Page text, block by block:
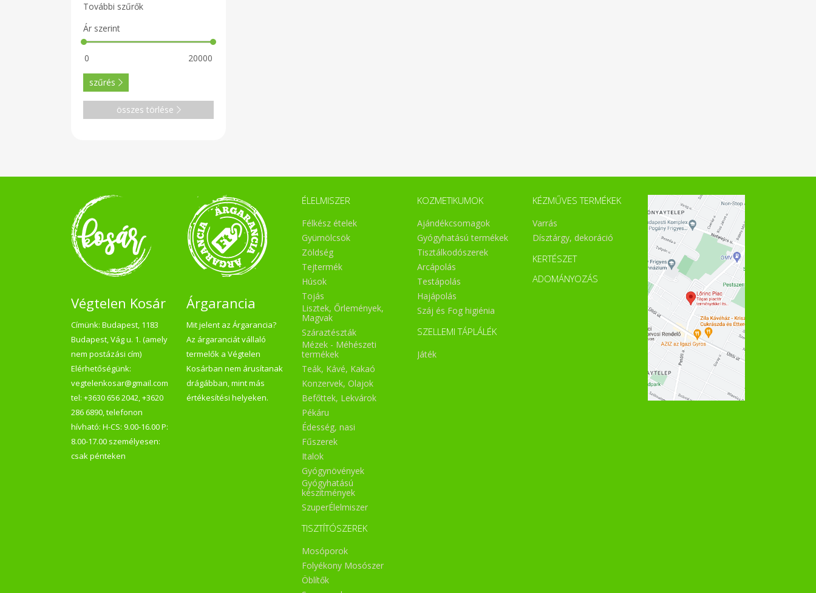
További szűrők
Ár szerint
szűrés
összes törlése
Végtelen Kosár
Címünk: Budapest, 1183
Budapest, Vág u. 1. (amely
nem postázási cím)
Elérhetőségünk:
vegtelenkosar@gmail.com
tel: +3630 656 2042, +3620
286 6890, telefonon
hívható: H-CS: 9.00-16.00 P:
8.00-17.00 személyesen:
csak pénteken
Árgarancia
Mit jelent az Árgarancia?
Az árgaranciát vállaló
termelők a Végtelen
Kosárban nem árusítanak
drágábban, mint más
értékesítési helyeken.
ÉLELMISZER
Félkész ételek
Gyümölcsök
Zöldség
Tejtermék
Húsok
Tojás
Lisztek, Őrlemények,
Magvak
Száraztészták
Mézek - Méhészeti
termékek
Teák, Kávé, Kakaó
Konzervek, Olajok
Befőttek, Lekvárok
Pékáru
Édesség, nasi
Fűszerek
Italok
Gyógynövények
Gyógyhatású
készítmények
SzuperÉlelmiszer
TISZTÍTÓSZEREK
Mosóporok
Folyékony Mosószer
Öblítők
KOZMETIKUMOK
Ajándékcsomagok
Gyógyhatású termékek
Tisztálkodószerek
Arcápolás
Testápolás
Hajápolás
Száj és Fog higiénia
SZELLEMI TÁPLÁLÉK
Játék
KÉZMŰVES TERMÉKEK
Varrás
Dísztárgy, dekoráció
KERTÉSZET
ADOMÁNYOZÁS